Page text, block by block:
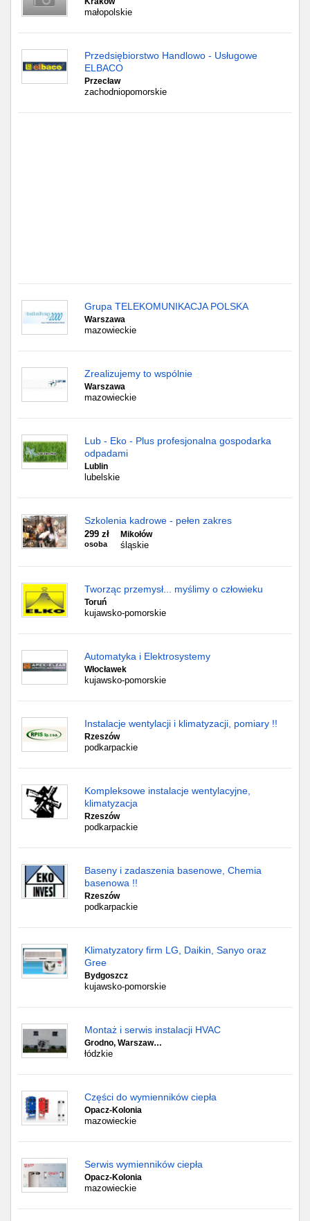
małopolskie
Przedsiębiorstwo Handlowo - Usługowe
ELBACO
Przecław
zachodniopomorskie
Grupa TELEKOMUNIKACJA POLSKA
Warszawa
mazowieckie
Zrealizujemy to wspólnie
Warszawa
mazowieckie
Lub - Eko - Plus profesjonalna gospodarka
odpadami
Lublin
lubelskie
Szkolenia kadrowe - pełen zakres
299 zł
osoba
Mikołów
śląskie
Tworząc przemysł... myślimy o człowieku
Toruń
kujawsko-pomorskie
Automatyka i Elektrosystemy
Włocławek
kujawsko-pomorskie
Instalacje wentylacji i klimatyzacji, pomiary !!
Rzeszów
podkarpackie
Kompleksowe instalacje wentylacyjne,
klimatyzacja
Rzeszów
podkarpackie
Baseny i zadaszenia basenowe, Chemia
basenowa !!
Rzeszów
podkarpackie
Klimatyzatory firm LG, Daikin, Sanyo oraz
Gree
Bydgoszcz
kujawsko-pomorskie
Montaż i serwis instalacji HVAC
Grodno, Warszaw…
łódzkie
Części do wymienników ciepła
Opacz-Kolonia
mazowieckie
Serwis wymienników ciepła
Opacz-Kolonia
mazowieckie
Toruń
Olsztyn